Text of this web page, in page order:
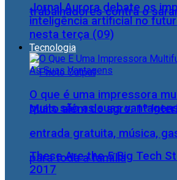
trabalhadores contra o
Tecnologia
Muito além do agro: 1º
entrada gratuita, música,
para toda a família
Jornal Aurora debate os
inteligência artificial no
nesta terça (09)
O que é uma impressora
quais são as suas
These Are the 5 Big Tech
2017